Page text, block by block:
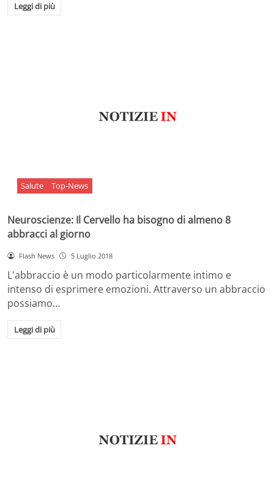
Leggi di più
Salute Top-News
Neuroscienze: Il Cervello ha bisogno di almeno 8
abbracci al giorno
Flash News 5 Luglio 2018
L'abbraccio è un modo particolarmente intimo e
intenso di esprimere emozioni. Attraverso un abbraccio
possiamo…
Leggi di più